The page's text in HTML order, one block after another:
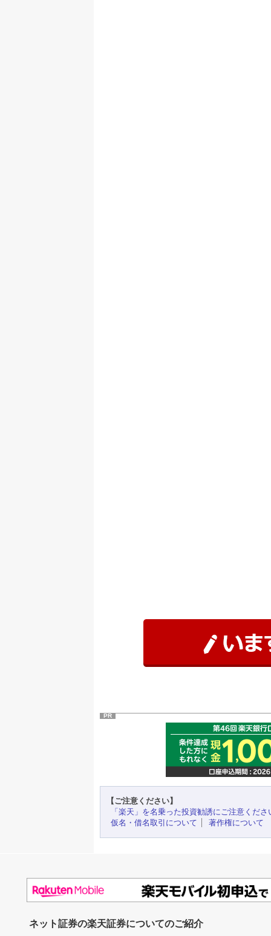
PR
【ご注意ください】
「楽天」を名乗った投資勧誘にご注意くださ
仮名・借名取引について
著作権について
ネット証券の楽天証券についてのご紹介